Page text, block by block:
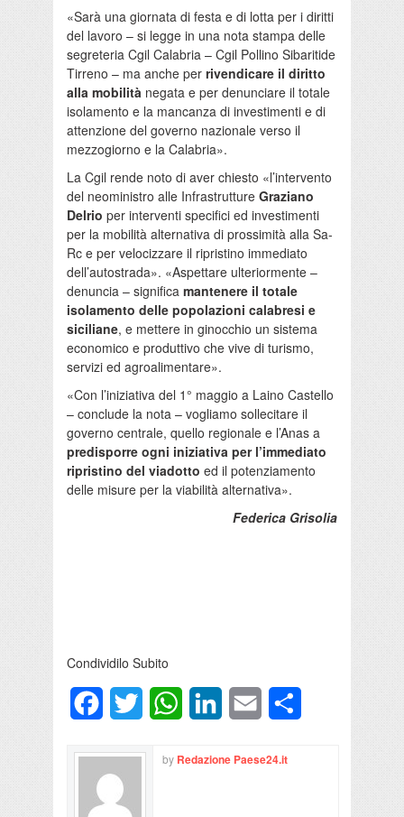
«Sarà una giornata di festa e di lotta per i diritti
del lavoro – si legge in una nota stampa delle
segreteria Cgil Calabria – Cgil Pollino Sibaritide
Tirreno – ma anche per rivendicare il diritto
alla mobilità negata e per denunciare il totale
isolamento e la mancanza di investimenti e di
attenzione del governo nazionale verso il
mezzogiorno e la Calabria».
La Cgil rende noto di aver chiesto «l’intervento
del neoministro alle Infrastrutture Graziano
Delrio per interventi specifici ed investimenti
per la mobilità alternativa di prossimità alla Sa-
Rc e per velocizzare il ripristino immediato
dell’autostrada». «Aspettare ulteriormente –
denuncia – significa mantenere il totale
isolamento delle popolazioni calabresi e
siciliane, e mettere in ginocchio un sistema
economico e produttivo che vive di turismo,
servizi ed agroalimentare».
«Con l’iniziativa del 1° maggio a Laino Castello
– conclude la nota – vogliamo sollecitare il
governo centrale, quello regionale e l’Anas a
predisporre ogni iniziativa per l’immediato
ripristino del viadotto ed il potenziamento
delle misure per la viabilità alternativa».
Federica Grisolia
Condividilo Subito
FacebookTwitter WhatsAppLinkedInEmail
by Redazione Paese24.it